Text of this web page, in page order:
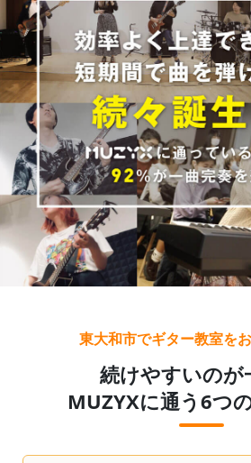
東大和市でギター教室を
続けやすいのが
MUZYXに通う6つ